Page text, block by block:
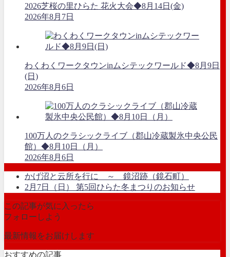
2026芝桜の里ひらた 花火大会◆8月14日(金)
2026年8月7日
わくわくワークタウンinムシテックワールド◆8月9日
(日)
2026年8月6日
100万人のクラシックライブ（郡山冷蔵製氷中央公民
館）◆8月10日（月）
2026年8月6日
かげ沼と云所を行に ～ 鏡沼跡（鏡石町）
2月7日（日） 第5回ひらた冬まつりのお知らせ
この記事が気に入ったら
フォローしよう
最新情報をお届けします
おすすめの記事